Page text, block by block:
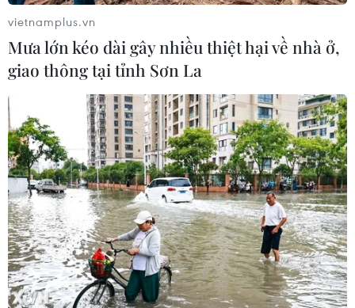
06/08/2026 11:05
Nhận định Việt Nam vs Campuchia:
'Phù thủy Kim' sẽ xoay tua toan tính
06/08/2026 08:25
HLV Kim Sang-sik: 'Tuyển Việt Nam
hướng tới chiến thắng để giữ ngôi
đầu bảng'
06/08/2026 07:25
Chủ tịch Liên đoàn Bóng đá thế giới
vietnamplus.vn
Mưa lớn kéo dài gây nhiều thiệt hại về nhà ở,
giao thông tại tỉnh Sơn La